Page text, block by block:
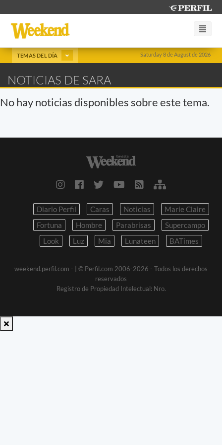
Saturday 8 de August de 2026
TEMAS DEL DÍA
NOTICIAS DE SARA
No hay noticias disponibles sobre este tema.
Diario Perfil Caras Noticias
Marie Claire
Fortuna
Hombre Parabrisas
Supercampo
Look
Luz Mia Lunateen BATimes
weekend.perfil.com -
| © Perfil.com 2006-2026 - Todos los derechos
reservados
Registro de Propiedad Intelectual: Nro.